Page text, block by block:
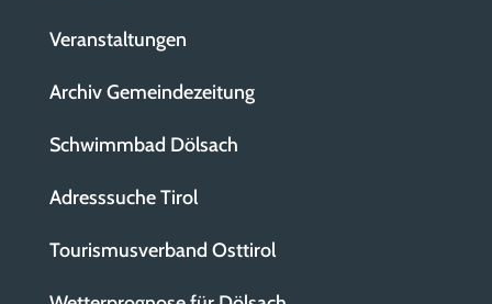
Veranstaltungen
Archiv Gemeindezeitung
Schwimmbad Dölsach
Adresssuche Tirol
Tourismusverband Osttirol